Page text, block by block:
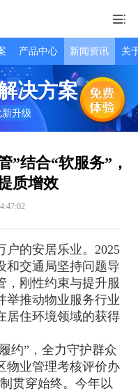
产品中心 新闻资讯 关
决方案
升级
”结合“软服务”，
质增效
的安居乐业。2025
和交通局坚持问题导
，刚性约束与提升服
举推动物业服务行业
居住环境领域的获得
”，全力守护群众
物业管理考核评价办
贯穿始终。今年以